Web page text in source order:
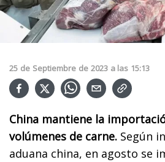
25 de Septiembre de 2023 a las 15:13
China mantiene la
volúmenes de carne. Según
aduana china, en agosto se